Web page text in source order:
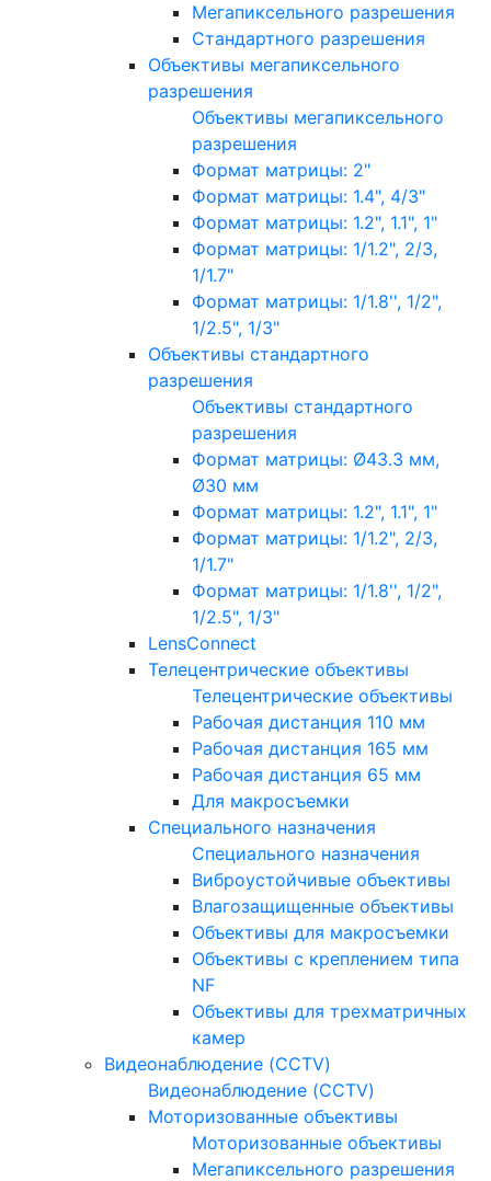
Мегапиксельного разрешения
Стандартного разрешения
Объективы мегапиксельного
разрешения
Объективы мегапиксельного
разрешения
Формат матрицы: 2"
Формат матрицы: 1.4", 4/3"
Формат матрицы: 1.2", 1.1", 1"
Формат матрицы: 1/1.2", 2/3,
1/1.7"
Формат матрицы: 1/1.8'', 1/2",
1/2.5", 1/3"
Объективы стандартного
разрешения
Объективы стандартного
разрешения
Формат матрицы: Ø43.3 мм,
Ø30 мм
Формат матрицы: 1.2", 1.1", 1"
Формат матрицы: 1/1.2", 2/3,
1/1.7"
Формат матрицы: 1/1.8'', 1/2",
1/2.5", 1/3"
LensConnect
Телецентрические объективы
Телецентрические объективы
Рабочая дистанция 110 мм
Рабочая дистанция 165 мм
Рабочая дистанция 65 мм
Для макросъемки
Специального назначения
Специального назначения
Виброустойчивые объективы
Влагозащищенные объективы
Объективы для макросъемки
Объективы с креплением типа
NF
Объективы для трехматричных
камер
Видеонаблюдение (CCTV)
Видеонаблюдение (CCTV)
Моторизованные объективы
Моторизованные объективы
Мегапиксельного разрешения